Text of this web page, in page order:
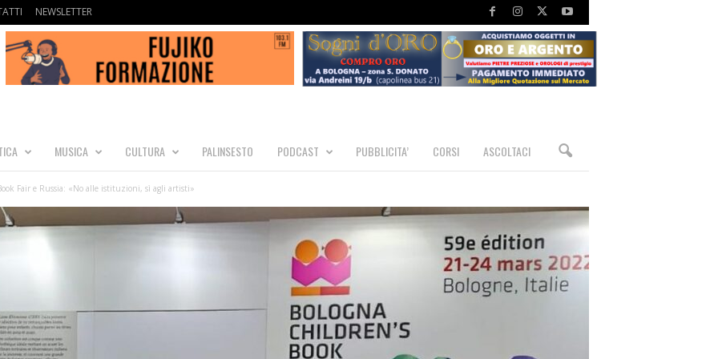
NEWSLETTER
MUSICA CULTURA PALINSESTO PODCAST PUBBLICITA’ CORSI ASCOLTACI
Fair e Russia: «No alle istituzioni, sì agli artisti»